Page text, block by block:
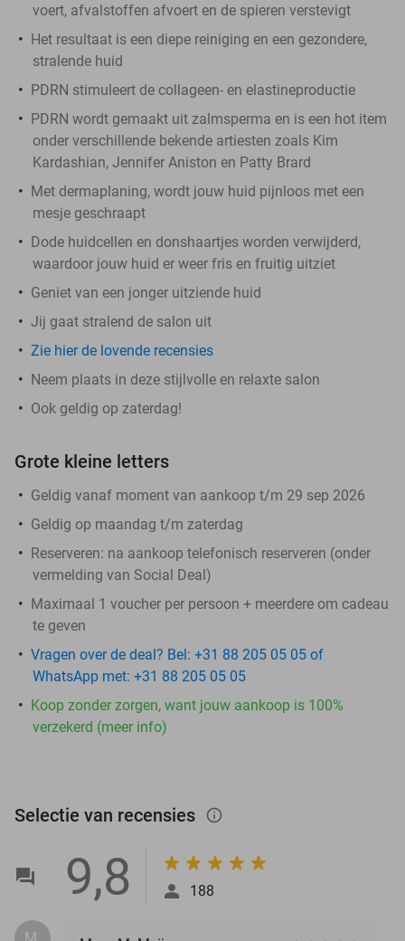
voert, afvalstoffen afvoert en de spieren verstevigt
Het resultaat is een diepe reiniging en een gezondere,
stralende huid
PDRN stimuleert de collageen- en elastineproductie
PDRN wordt gemaakt uit zalmsperma en is een hot item
onder verschillende bekende artiesten zoals Kim
Kardashian, Jennifer Aniston en Patty Brard
Met dermaplaning, wordt jouw huid pijnloos met een
mesje geschraapt
Dode huidcellen en donshaartjes worden verwijderd,
waardoor jouw huid er weer fris en fruitig uitziet
Geniet van een jonger uitziende huid
Jij gaat stralend de salon uit
Zie hier de lovende recensies
Neem plaats in deze stijlvolle en relaxte salon
Ook geldig op zaterdag!
Grote kleine letters
Geldig vanaf moment van aankoop t/m 29 sep 2026
Geldig op maandag t/m zaterdag
Reserveren: na aankoop telefonisch reserveren (onder
vermelding van Social Deal)
Maximaal 1 voucher per persoon + meerdere om cadeau
te geven
Vragen over de deal? Bel: +31 88 205 05 05 of
WhatsApp met: +31 88 205 05 05
Koop zonder zorgen, want jouw aankoop is 100%
verzekerd (meer info)
Selectie van recensies info_outlined
9,8 188